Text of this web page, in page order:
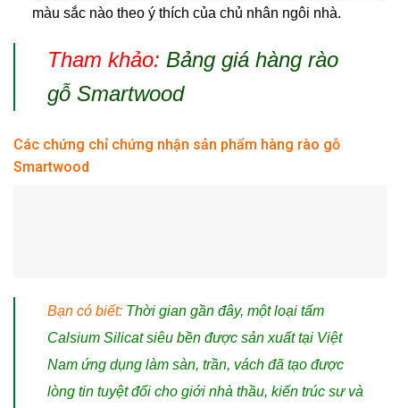
màu sắc nào theo ý thích của chủ nhân ngôi nhà.
Tham khảo: Bảng giá hàng rào
gỗ Smartwood
Các chứng chỉ chứng nhận sản phẩm hàng rào gỗ
Smartwood
Bạn có biết: Thời gian gần đây, một loại tấm
Calsium Silicat siêu bền được sản xuất tại Việt
Nam ứng dụng làm sàn, trần, vách đã tạo được
lòng tin tuyệt đối cho giới nhà thầu, kiến trúc sư và